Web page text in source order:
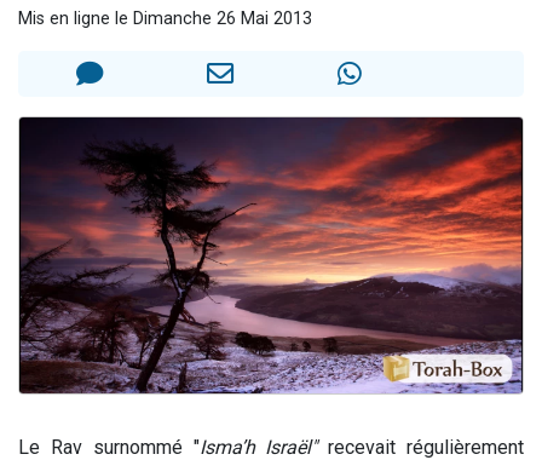
Mis en ligne le Dimanche 26 Mai 2013
Le Rav surnommé "Isma’h Israël"recevait régulièrement